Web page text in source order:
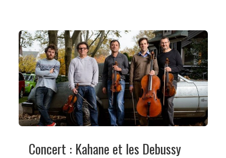
Concert : Kahane et les Debussy